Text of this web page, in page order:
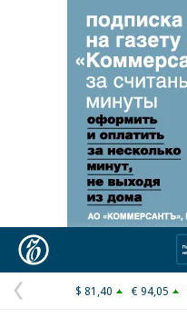
Реклама в «Ъ»
Предыдущая
$ 81,40 € 94,05